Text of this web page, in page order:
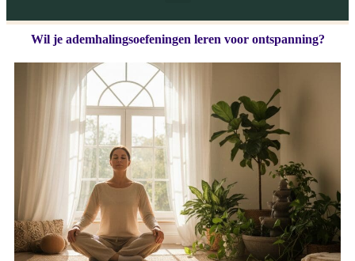
Wil je ademhalingsoefeningen leren voor ontspanning?